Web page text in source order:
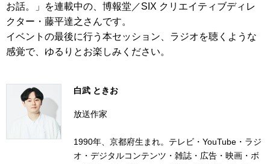
お話。」を連載中の、博報堂／SIX クリエイティブディレ
クター・藤平達之さんです。
イベントの最後に行う本セッション、ラジオを聴くような
感覚で、ゆるりとお楽しみください。
白武 ときお
放送作家
1990年、京都府生まれ。テレビ・YouTube・ラジ
オ・デジタルコンテンツ・雑誌・広告・映画・ボ